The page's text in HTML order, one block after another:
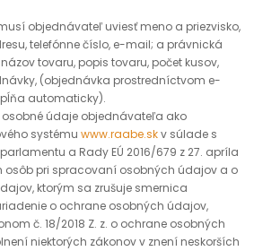
objednávateľ uviesť meno a priezvisko,
telefónne číslo, e-mail; a právnická
názov tovaru, popis tovaru, počet kusov,
(objednávka prostredníctvom e-
automaticky).
údaje objednávateľa ako
systému www.raabe.skv súlade s
a Rady EÚ 2016/679 z 27. apríla
osôb pri spracovaní osobných údajov a o
ktorým sa zrušuje smernica
o ochrane osobných údajov,
č. 18/2018 Z. z. o ochrane osobných
niektorých zákonov v znení neskorších